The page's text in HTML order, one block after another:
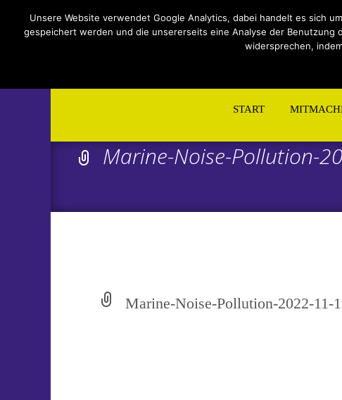
START
Marine-Noise-Pollution-
Marine-Noise-Pollution-2022-11-
Unsere Website verwendet Google Analytics, dabei handelt es sich
gespeichert werden und die unsererseits eine Analyse der Benutzung
widersprechen,